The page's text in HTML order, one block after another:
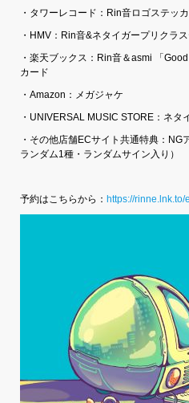
・タワーレコード：Rin音ロゴステッ
・HMV：Rin音&ネタイガープリクラ
・楽天ブックス：Rin音＆asmi 「
カード
・Amazon：メガジャケ
・UNIVERSAL MUSIC STORE：ネタ
・その他店舗ECサイト共通特典：
ランダム1種・ランダムサイン入り）
予約はこちらから： https://rinne.lnk.to/